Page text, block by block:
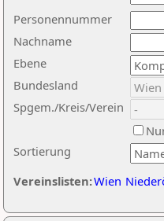
Nachname
Ebene
Sortierung
Personennummer
Bundesland
Spgem./Kreis/Verein
Vereinslisten:Wien